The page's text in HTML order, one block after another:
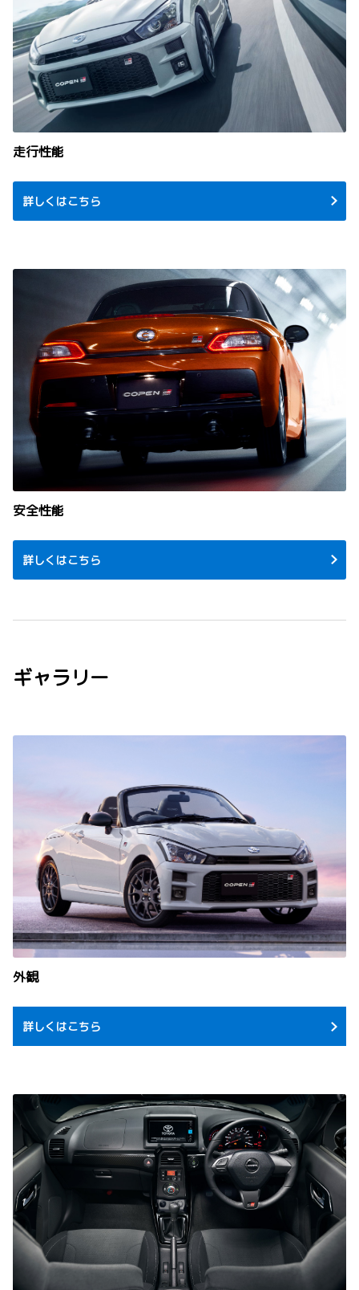
走行性能
詳しくはこちら
安全性能
詳しくはこちら
ギャラリー
外観
詳しくはこちら